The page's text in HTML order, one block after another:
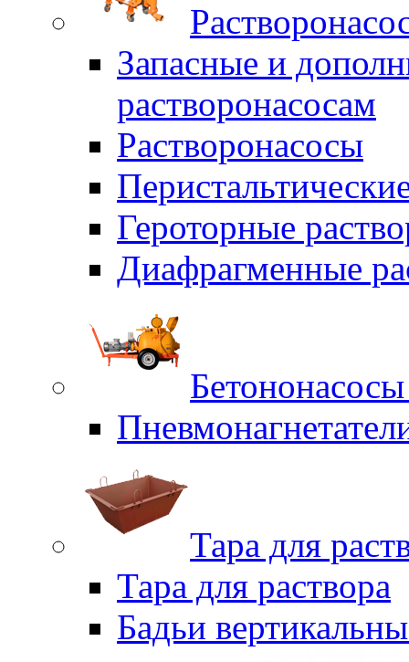
Запасные и
растворонасосам
Растворонасосы
Героторные
Диафрагменные
Тара для
Тара для раствора
Бадьи